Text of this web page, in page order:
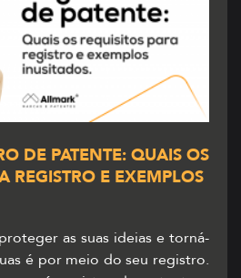
DE PATENTE: QUAIS OS
REGISTRO E EXEMPLOS
as suas ideias e torná-
é por meio do seu registro.